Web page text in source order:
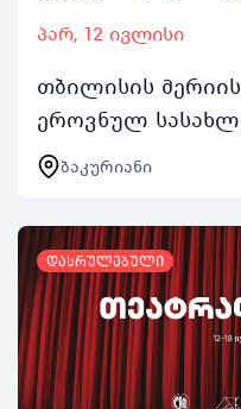
პარ, 12 ივლისი
თბილისის
ეროვნულ
თანამშრომლობით
ივლისს
წლის
და…
ბაკურიანი
დასრულებული